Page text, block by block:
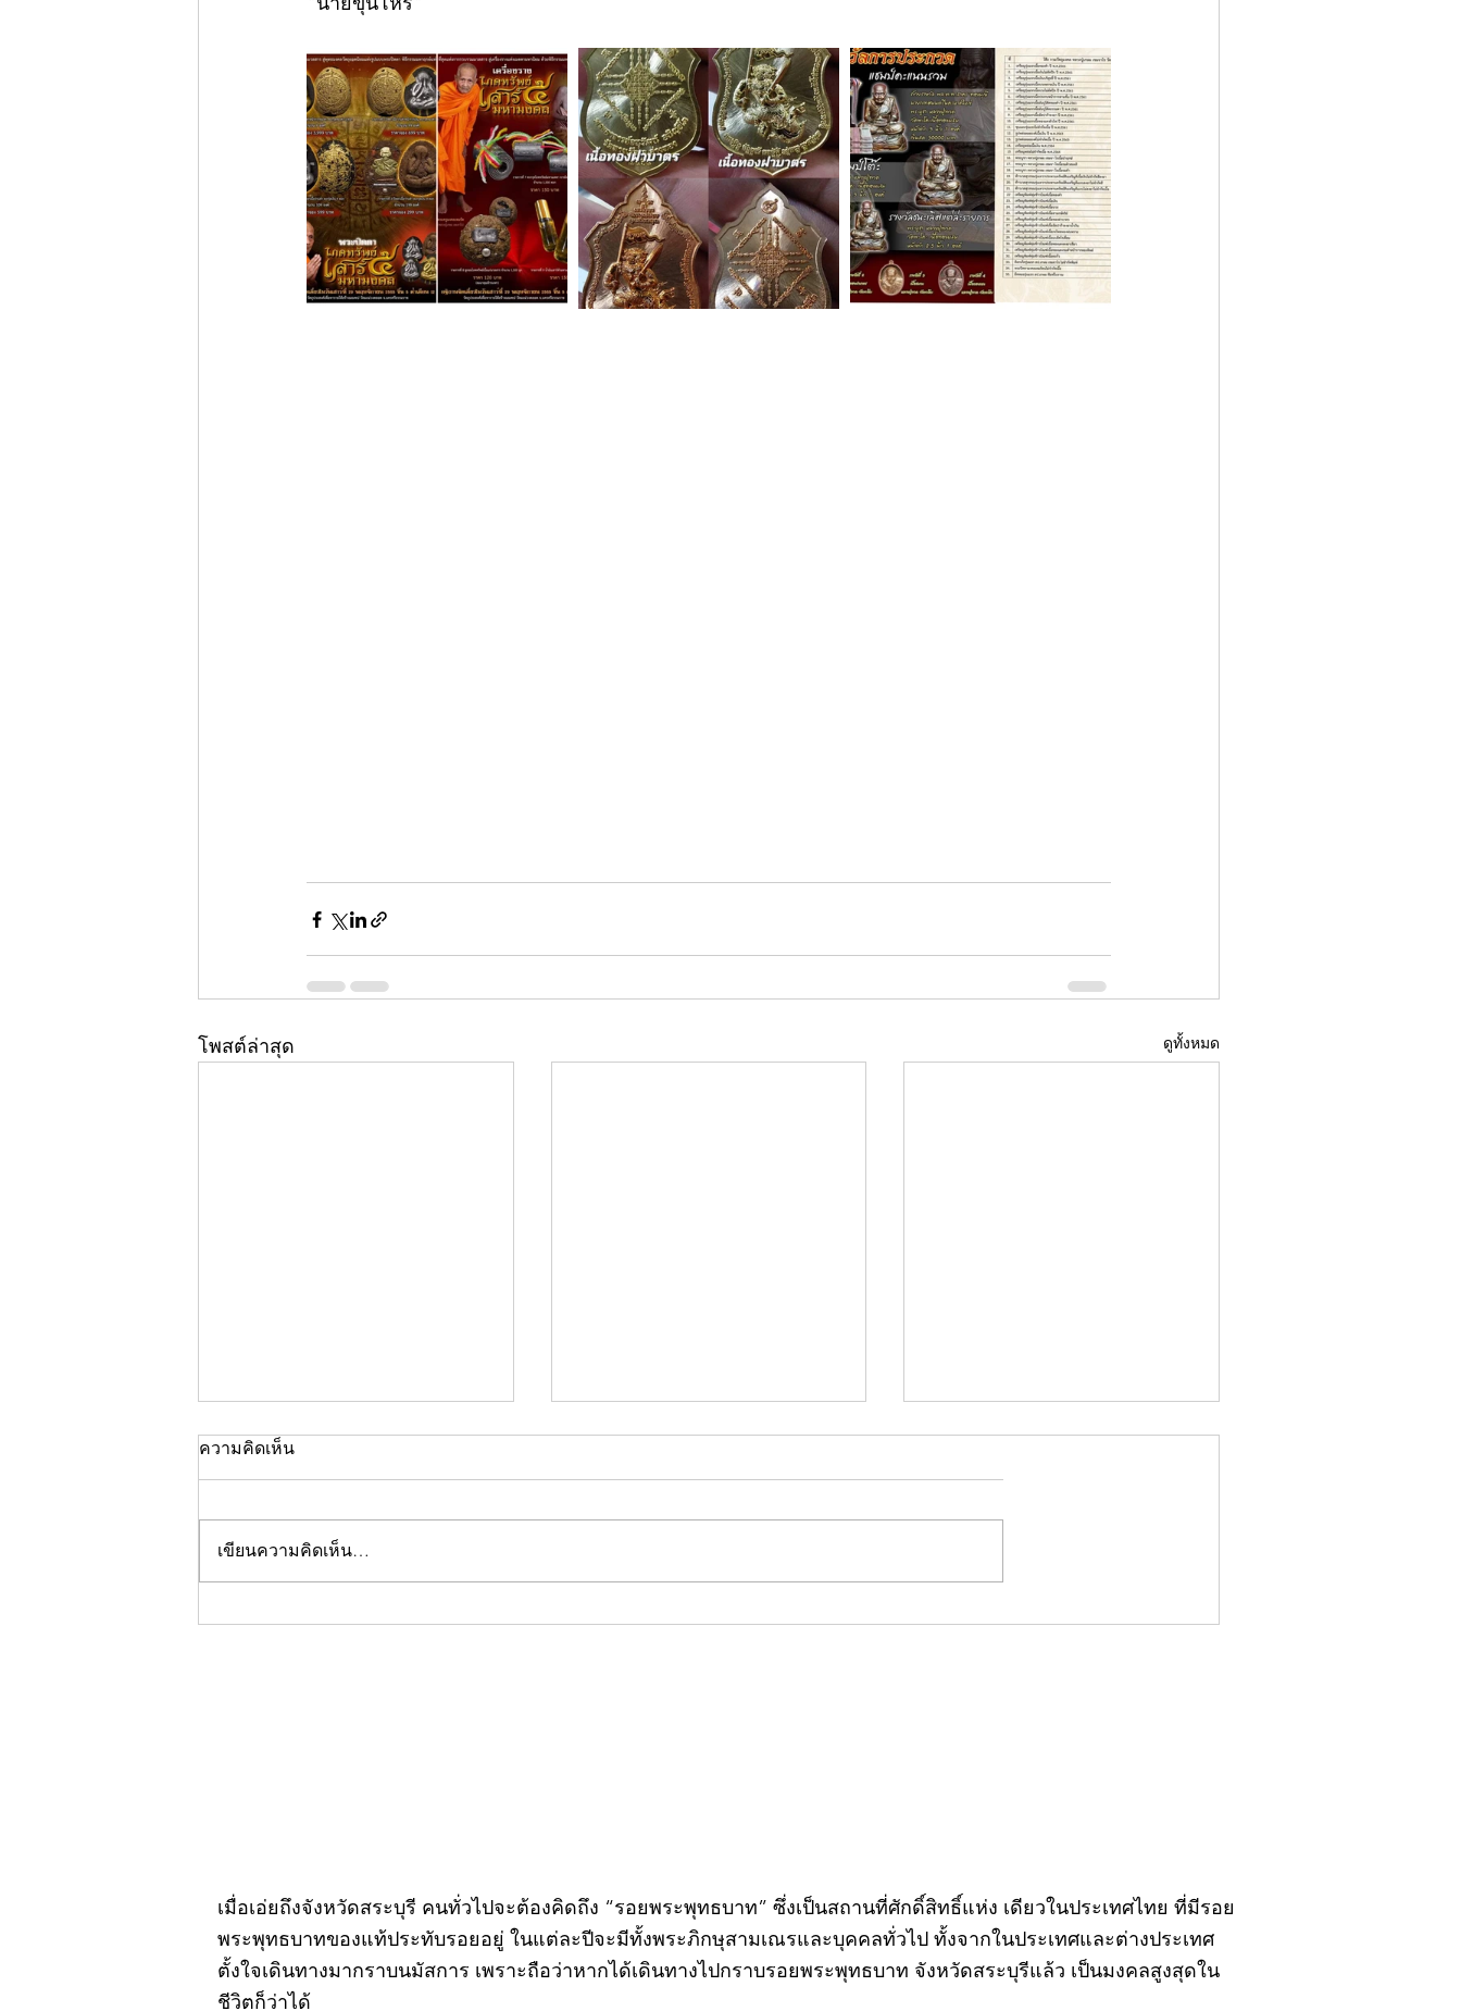
โพสต์ล่าสุด ดูทั้งหมด
คอลัมน์"จับชีพจรวงการ
คอลัมน์"จับชีพจรวงการ
คอลัมน์"จับชีพจรวงการ
ความคิดเห็น
เขียนความคิดเห็น…
เมื่อเอ่ยถึงจังหวัดสระบุรี คนทั่วไปจะต้องคิดถึง “รอยพระพุทธบาท” ซึ่งเป็นสถานที่ศักดิ์สิทธิ์แห่ง เดียวในประเทศไทย ที่มีรอย
พระพุทธบาทของแท้ประทับรอยอยู่ ในแต่ละปีจะมีทั้งพระภิกษุสามเณรและบุคคลทั่วไป ทั้งจากในประเทศและต่างประเทศ
ตั้งใจเดินทางมากราบนมัสการ เพราะถือว่าหากได้เดินทางไปกราบรอยพระพุทธบาท จังหวัดสระบุรีแล้ว เป็นมงคลสูงสุดใน
ชีวิตก็ว่าได้